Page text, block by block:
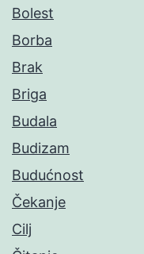
Bolest
Borba
Brak
Briga
Budala
Budizam
Budućnost
Čekanje
Cilj